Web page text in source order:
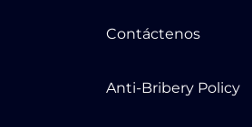
Contáctenos
Anti-Bribery Policy